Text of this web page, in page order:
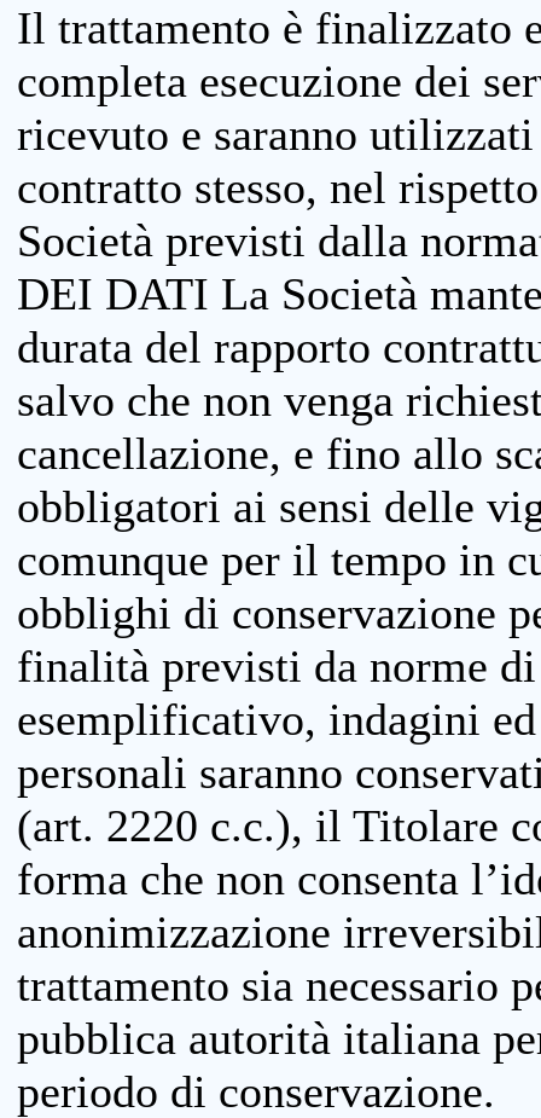
Il trattamento è finalizzato
completa esecuzione dei
ricevuto e saranno
contratto stesso, nel
Società previsti dalla
DEI DATI La Società
durata del rapporto
salvo che non venga
cancellazione, e fino allo
obbligatori ai sensi delle
comunque per il tempo in
obblighi di conservazione
finalità previsti da norme
esemplificativo, indagini
personali saranno
(art. 2220 c.c.), il Titolare
forma che non consenta
anonimizzazione
trattamento sia necessario
pubblica autorità italiana
periodo di conservazione.